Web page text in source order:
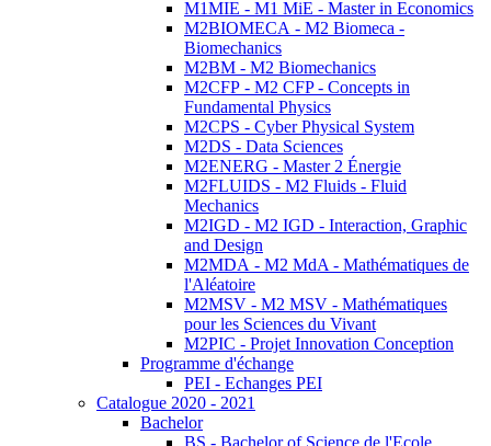
M1MIE - M1 MiE - Master in Economics
M2BIOMECA - M2 Biomeca -
Biomechanics
M2BM - M2 Biomechanics
M2CFP - M2 CFP - Concepts in
Fundamental Physics
M2CPS - Cyber Physical System
M2DS - Data Sciences
M2ENERG - Master 2 Énergie
M2FLUIDS - M2 Fluids - Fluid
Mechanics
M2IGD - M2 IGD - Interaction, Graphic
and Design
M2MDA - M2 MdA - Mathématiques de
l'Aléatoire
M2MSV - M2 MSV - Mathématiques
pour les Sciences du Vivant
M2PIC - Projet Innovation Conception
Programme d'échange
PEI - Echanges PEI
Catalogue 2020 - 2021
Bachelor
BS - Bachelor of Science de l'Ecole